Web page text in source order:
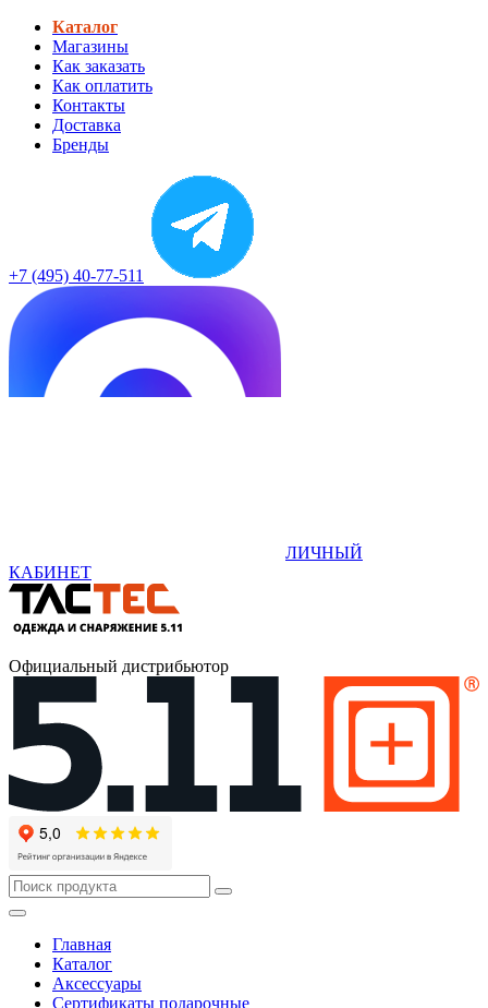
Каталог
Магазины
Как заказать
Как оплатить
Контакты
Доставка
Бренды
+7 (495) 40-77-511
ЛИЧНЫЙ
КАБИНЕТ
Официальный дистрибьютор
Главная
Каталог
Аксессуары
Сертификаты подарочные